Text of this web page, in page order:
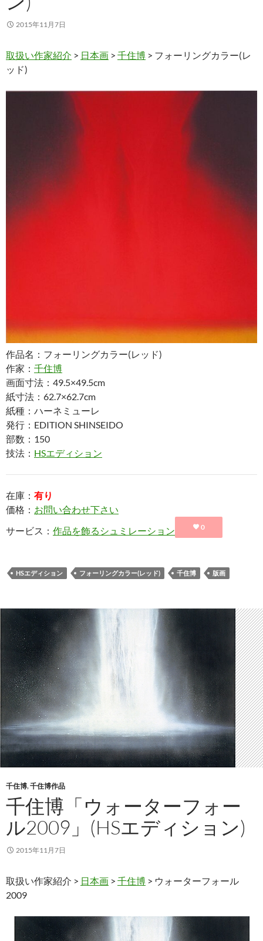
2015年11月7日
取扱い作家紹介 > 日本画 > 千住博 > フォーリングカラー(レ
ッド)
作品名：フォーリングカラー(レッド)
作家： 千住博
画面寸法：49.5×49.5cm
紙寸法：62.7×62.7cm
紙種：ハーネミューレ
発行：EDITION SHINSEIDO
部数：150
技法： HSエディション
在庫： 有り
価格： お問い合わせ下さい
サービス： 作品を飾るシュミレーション 0
HSエディション フォーリングカラー(レッド) 千住博 版画
千住博,千住博作品
千住博「ウォーターフォー
ル2009」(HSエディション)
2015年11月7日
取扱い作家紹介 > 日本画 > 千住博 > ウォーターフォール
2009